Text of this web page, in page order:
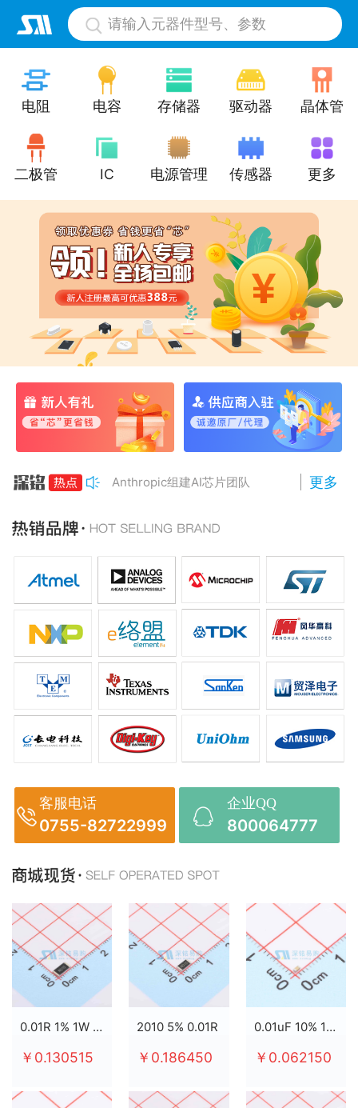
请输入元器件型号、参数
电阻 电容 存储器 驱动器 晶体管
二极管 IC 电源管理 传感器 更多
Anthropic组建AI芯片团队
AMD二季度营收增50%，数据中心业务将翻倍
长鑫存储拟建北京第二座DRAM厂
更多
客服电话
0755-82722999
企业QQ
800064777
0.01R 1% 1W 2512
￥0.130515
2010 5% 0.01R
￥0.186450
0.01uF 10% 100V X7R 0603
￥0.062150